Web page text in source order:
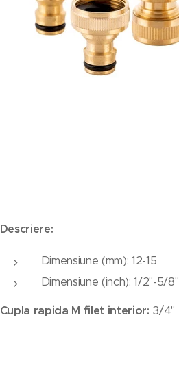
Descriere:
Dimensiune (mm): 12-15
Dimensiune (inch): 1/2"-5/8"
Cupla rapida M filet interior: 3/4"